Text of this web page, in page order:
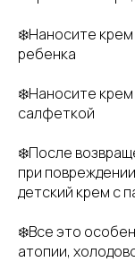
❄️Наносите крем
ребенка
❄️Наносите
салфеткой
❄️После
при
детский крем с
❄️Все это
атопии,